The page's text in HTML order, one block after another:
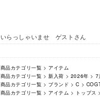
いらっしゃいませ ゲストさん
商品カテゴリ一覧 > アイテム
商品カテゴリ一覧 >新入荷 > 2026年 > 7
商品カテゴリ一覧 > ブランド >C >
商品カテゴリ一覧 > アイテム > トップス >